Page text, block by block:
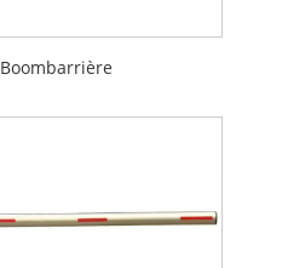
Boombarrière